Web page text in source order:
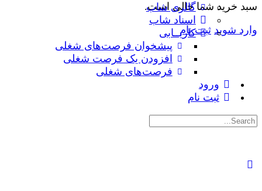
سبد خرید شما خالی است.
وارد شوید ثبت نام
گالری شاب
اسناد شاب
کاریــابی
پیشخوان فرصت‌های شغلی
افزودن یک فرصت شغلی
فرصت‌های شغلی
ورود
ثبت نام
جستجوی: